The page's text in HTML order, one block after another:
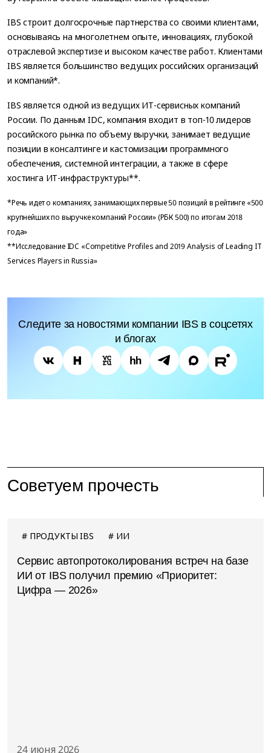
IBS строит долгосрочные партнерства со своими клиентами,
основываясь на многолетнем опыте, инновациях, глубокой
отраслевой экспертизе и высоком качестве работ. Клиентами
IBS является большинство ведущих российских организаций
и компаний*.
IBS является одной из ведущих ИТ-сервисных компаний
России. По данным IDC, компания входит в топ-10 лидеров
российского рынка по объему выручки, занимает ведущие
позиции в консалтинге и кастомизации программного
обеспечения, системной интеграции, а также в сфере
хостинга ИТ-инфраструктуры**.
*Речь идет о компаниях, занимающих первые 50 позиций в рейтинге «500
крупнейших по выручке компаний России» (РБК 500) по итогам 2018
года»
**Исследование IDC «Competitive Profiles and 2019 Analysis of Leading IT
Services Players in Russia»
Следите за новостями компании IBS в соцсетях
и блогах
Советуем прочесть
ПРОДУКТЫ IBS ИИ
Сервис автопротоколирования встреч на базе
ИИ от IBS получил премию «Приоритет:
Цифра — 2026»
24 июня 2026